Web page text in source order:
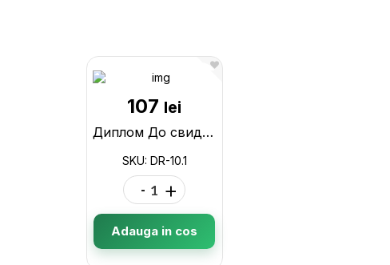
107 lei
Диплом До свидания, детский сад A5 10b DR-10.1
SKU: DR-10.1
- +
Adauga in cos